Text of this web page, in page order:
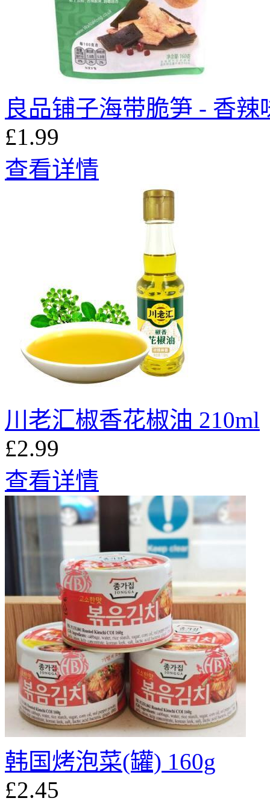
良品铺子海带脆笋 - 香辣
£1.99
查看详情
川老汇椒香花椒油 210ml
£2.99
查看详情
韩国烤泡菜(罐) 160g
£2.45